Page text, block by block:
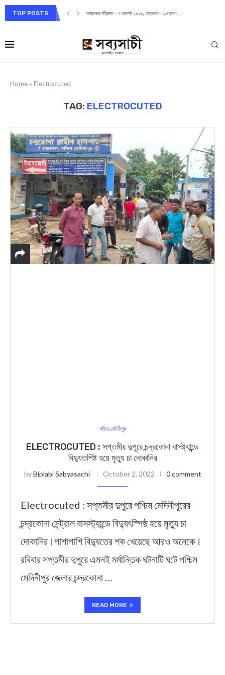
TOP POSTS আজকের পত্রিকা – ৭ আগস্ট ২০২৬, শুক্রবার– ২১শ্রাবণ...
Home » Electrocuted
TAG: ELECTROCUTED
পশ্চিম মেদিনীপুর
ELECTROCUTED : সপ্তমীর দুপুরে চন্দ্রকোনা বাসষ্ট্যান্ডে
বিদ্যুতপিষ্ট হয়ে মৃত্যু চা দোকানির
byBiplabi Sabyasachi October 2, 2022 0 comment
Electrocuted : সপ্তমীর দুপুরে পশ্চিম মেদিনীপুরের
চন্দ্রকোনা সেন্ট্রাল বাসস্ট্যান্ডে বিদ্যুৎস্পিষ্ঠ হয়ে মৃত্যু চা
দোকানির।পাশাপাশি বিদ্যুতের শক খেয়েছে আরও অনেকে।
রবিবার সপ্তমীর দুপুরে এমনই মর্মান্তিক ঘটনাটি ঘটে পশ্চিম
মেদিনীপুর জেলার চন্দ্রকোনা …
READ MORE